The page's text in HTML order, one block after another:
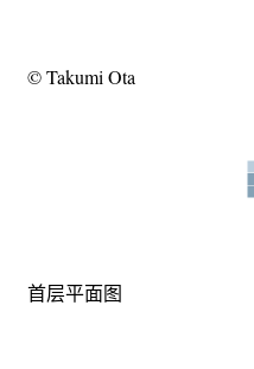
© Takumi Ota
首层平面图